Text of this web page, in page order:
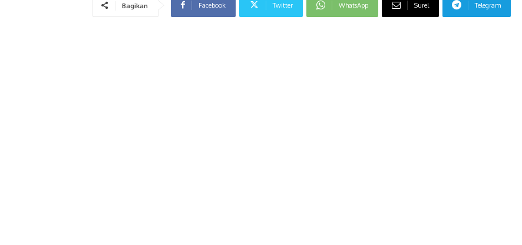
Bagikan Facebook Twitter WhatsApp Surel Telegram